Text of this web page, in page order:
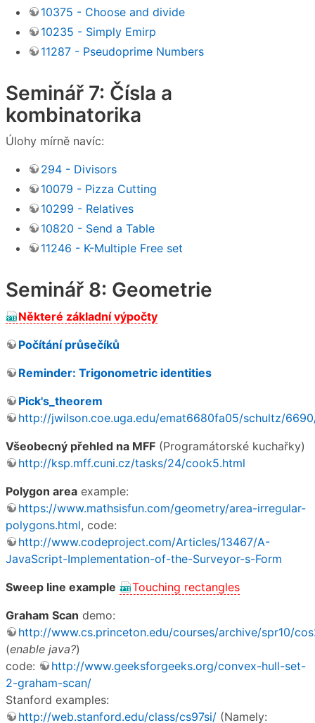
10375 - Choose and divide
10235 - Simply Emirp
11287 - Pseudoprime Numbers
Seminář 7: Čísla a
kombinatorika
Úlohy mírně navíc:
294 - Divisors
10079 - Pizza Cutting
10299 - Relatives
10820 - Send a Table
11246 - K-Multiple Free set
Seminář 8: Geometrie
Některé základní výpočty
Počítání průsečíků
Reminder: Trigonometric identities
Pick's_theorem
http://jwilson.coe.uga.edu/emat6680fa05/schultz/
Všeobecný přehled na MFF (Programátorské kuchařky)
http://ksp.mff.cuni.cz/tasks/24/cook5.html
Polygon area example:
https://www.mathsisfun.com/geometry/area-irregular-
polygons.html, code:
http://www.codeproject.com/Articles/13467/A-
JavaScript-Implementation-of-the-Surveyor-s-Form
Sweep line example
Touching rectangles
Graham Scan demo:
http://www.cs.princeton.edu/courses/archive/spr10/
(enable java?)
code:
http://www.geeksforgeeks.org/convex-hull-set-
2-graham-scan/
Stanford examples:
http://web.stanford.edu/class/cs97si/ (Namely: